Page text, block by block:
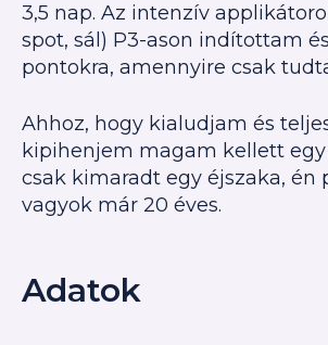
3,5 nap. Az intenzív
spot, sál) P3-ason indítottam
pontokra, amennyire csak
Ahhoz, hogy kialudjam és
kipihenjem magam kellett
csak kimaradt egy éjszaka, én
vagyok már 20 éves.
Adatok